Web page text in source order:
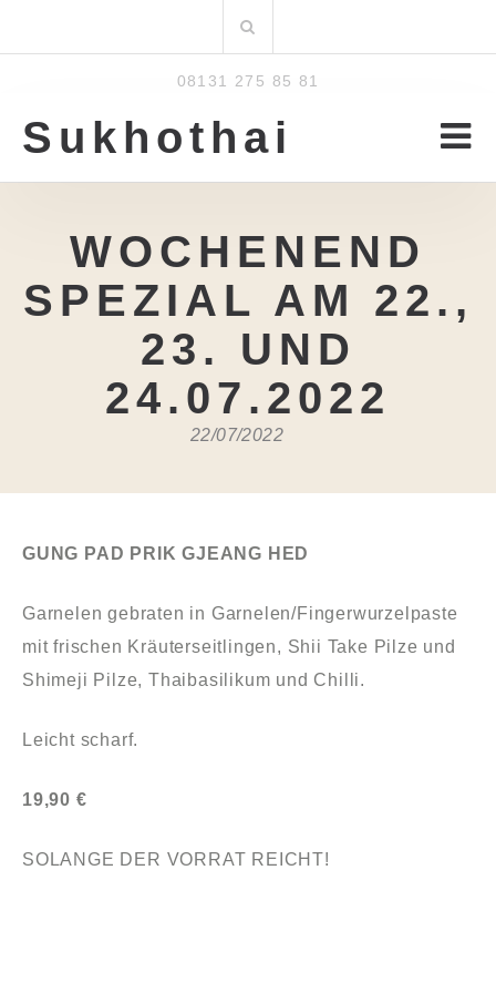
nach:
08131 275 85 81
Sukhothai
WOCHENEND
SPEZIAL AM 22.,
23. UND
24.07.2022
22/07/2022
GUNG PAD PRIK GJEANG HED
Garnelen gebraten in Garnelen/Fingerwurzelpaste
mit frischen Kräuterseitlingen, Shii Take Pilze und
Shimeji Pilze, Thaibasilikum und Chilli.
Leicht scharf.
19,90 €
SOLANGE DER VORRAT REICHT!